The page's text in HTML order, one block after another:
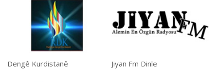
Dengê Kurdistanê Jiyan Fm Dinle